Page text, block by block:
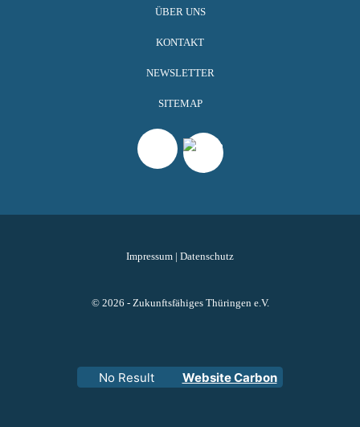
ÜBER UNS
KONTAKT
NEWSLETTER
SITEMAP
Impressum | Datenschutz
© 2026 - Zukunftsfähiges Thüringen e.V.
No Result Website Carbon